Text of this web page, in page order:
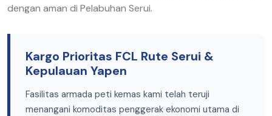
dengan aman di Pelabuhan Serui.
Kargo Prioritas FCL Rute Serui &
Kepulauan Yapen
Fasilitas armada peti kemas kami telah teruji
menangani komoditas penggerak ekonomi utama di